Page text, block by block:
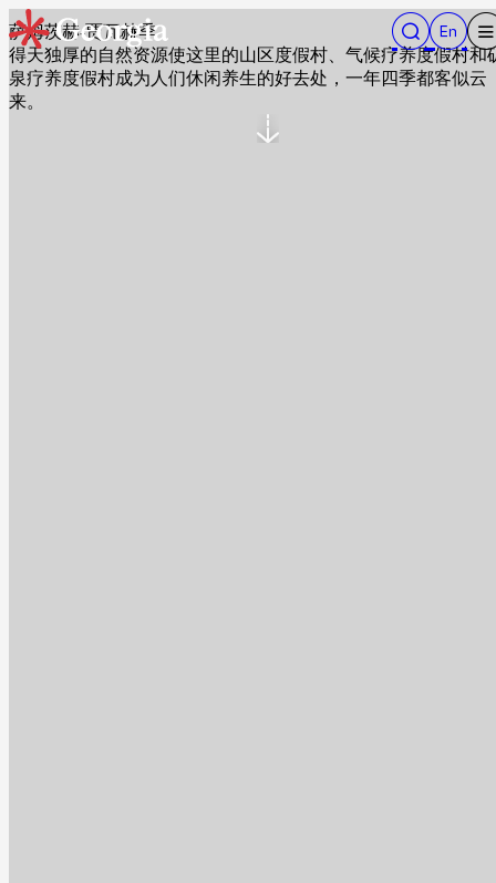
萨姆茨赫-贾瓦赫季
得天独厚的自然资源使这里的山区度假村、气候疗养度假村和
泉疗养度假村成为人们休闲养生的好去处，一年四季都客似云
来。